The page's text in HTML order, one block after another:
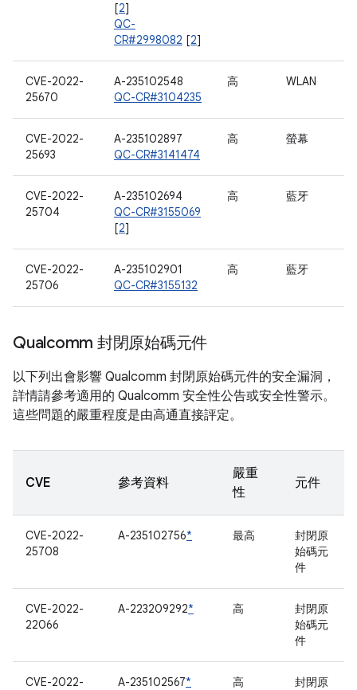
[2]
QC-
CR#2998082 [2]
CVE-2022-
25670
A-235102548
QC-CR#3104235
高 WLAN
CVE-2022-
25693
A-235102897
QC-CR#3141474
高 螢幕
CVE-2022-
25704
A-235102694
QC-CR#3155069
[2]
高 藍牙
CVE-2022-
25706
A-235102901
QC-CR#3155132
高 藍牙
Qualcomm 封閉原始碼元件
以下列出會影響 Qualcomm 封閉原始碼元件的安全漏洞，
詳情請參考適用的 Qualcomm 安全性公告或安全性警示。
這些問題的嚴重程度是由高通直接評定。
CVE 參考資料
嚴重
性
元件
CVE-2022-
25708
A-235102756* 最高
封閉原
始碼元
件
CVE-2022-
22066
A-223209292* 高
封閉原
始碼元
件
CVE-2022-
A-235102567* 高
封閉原